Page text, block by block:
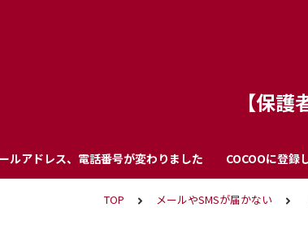
【保
ルアドレス、電話番号が変わりました COCOOに登録
TOP メールやSMSが届かない